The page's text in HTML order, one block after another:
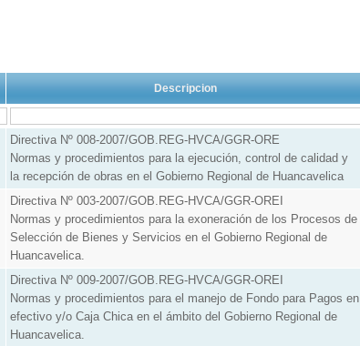
Descripcion
Directiva Nº 008-2007/GOB.REG-HVCA/GGR-ORE
Normas y procedimientos para la ejecución, control de calidad y
la recepción de obras en el Gobierno Regional de Huancavelica
Directiva Nº 003-2007/GOB.REG-HVCA/GGR-OREI
Normas y procedimientos para la exoneración de los Procesos de
Selección de Bienes y Servicios en el Gobierno Regional de
Huancavelica.
Directiva Nº 009-2007/GOB.REG-HVCA/GGR-OREI
Normas y procedimientos para el manejo de Fondo para Pagos en
efectivo y/o Caja Chica en el ámbito del Gobierno Regional de
Huancavelica.